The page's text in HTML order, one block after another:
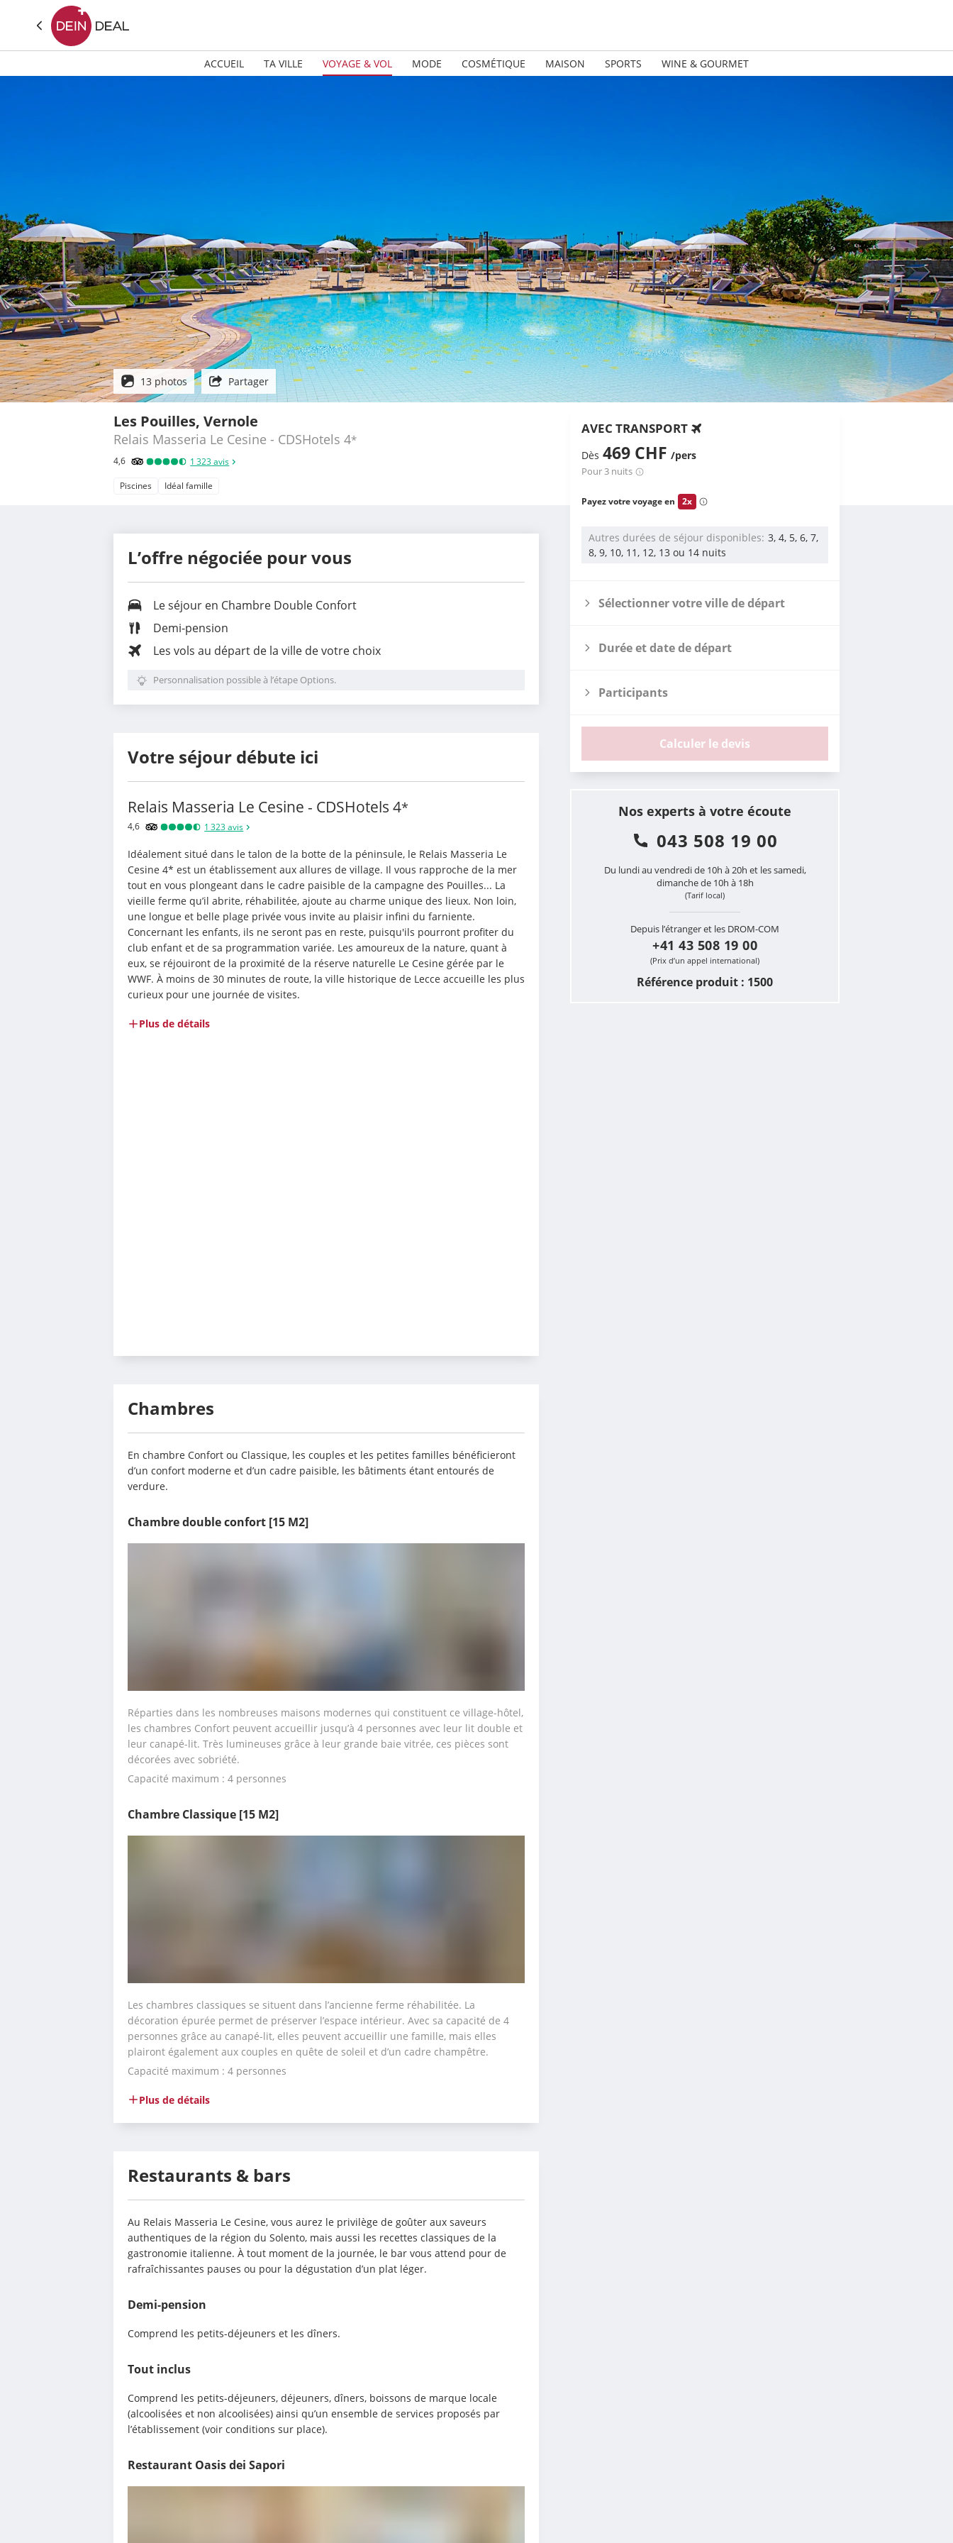
ACCUEIL TA VILLE VOYAGE & VOL MODE COSMÉTIQUE MAISON SPORTS WINE & GOURMET
13 photos Partager
Les Pouilles, Vernole
Relais Masseria Le Cesine - CDSHotels 4*
4,6 1 323avis
Piscines Idéal famille
AVEC TRANSPORT
Dès 469 CHF /pers
Pour 3 nuits
Payez votre voyage en 2x
Autres durées de séjour disponibles 3, 4, 5, 6, 7,
8, 9, 10, 11, 12, 13 ou 14 nuits
Sélectionner votre ville de départ
Durée et date de départ
Participants
Calculer le devis
Nos experts à votre écoute
043 508 19 00
Du lundi au vendredi de 10h à 20h et les samedi,
dimanche de 10h à 18h
(Tarif local)
Depuis l’étranger et les DROM-COM
+41 43 508 19 00
(Prix d’un appel international)
Référence produit : 1500
L’offre négociée pour vous
Le séjour en Chambre Double Confort
Demi-pension
Les vols au départ de la ville de votre choix
Personnalisation possible à l’étape Options.
Votre séjour débute ici
Relais Masseria Le Cesine - CDSHotels 4*
4,6 1 323avis
Idéalement situé dans le talon de la botte de la péninsule, le Relais Masseria Le
Cesine 4* est un établissement aux allures de village. Il vous rapproche de la mer
tout en vous plongeant dans le cadre paisible de la campagne des Pouilles... La
vieille ferme qu’il abrite, réhabilitée, ajoute au charme unique des lieux. Non loin,
une longue et belle plage privée vous invite au plaisir infini du farniente.
Concernant les enfants, ils ne seront pas en reste, puisqu'ils pourront profiter du
club enfant et de sa programmation variée. Les amoureux de la nature, quant à
eux, se réjouiront de la proximité de la réserve naturelle Le Cesine gérée par le
WWF. À moins de 30 minutes de route, la ville historique de Lecce accueille les plus
curieux pour une journée de visites.
Plus de détails
Chambres
En chambre Confort ou Classique, les couples et les petites familles bénéficieront
d’un confort moderne et d’un cadre paisible, les bâtiments étant entourés de
verdure.
Chambre double confort [15 M2]
Réparties dans les nombreuses maisons modernes qui constituent ce village-hôtel,
les chambres Confort peuvent accueillir jusqu’à 4 personnes avec leur lit double et
leur canapé-lit. Très lumineuses grâce à leur grande baie vitrée, ces pièces sont
décorées avec sobriété.
Capacité maximum : 4 personnes
Chambre Classique [15 M2]
Les chambres classiques se situent dans l’ancienne ferme réhabilitée. La
décoration épurée permet de préserver l’espace intérieur. Avec sa capacité de 4
personnes grâce au canapé-lit, elles peuvent accueillir une famille, mais elles
plairont également aux couples en quête de soleil et d’un cadre champêtre.
Capacité maximum : 4 personnes
Plus de détails
Restaurants & bars
Au Relais Masseria Le Cesine, vous aurez le privilège de goûter aux saveurs
authentiques de la région du Solento, mais aussi les recettes classiques de la
gastronomie italienne. À tout moment de la journée, le bar vous attend pour de
rafraîchissantes pauses ou pour la dégustation d’un plat léger.
Demi-pension
Comprend les petits-déjeuners et les dîners.
Tout inclus
Comprend les petits-déjeuners, déjeuners, dîners, boissons de marque locale
(alcoolisées et non alcoolisées) ainsi qu’un ensemble de services proposés par
l’établissement (voir conditions sur place).
Restaurant Oasis dei Sapori